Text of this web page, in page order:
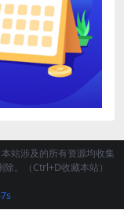
站涉及的所有资源均收集
。（Ctrl+D收藏本站）